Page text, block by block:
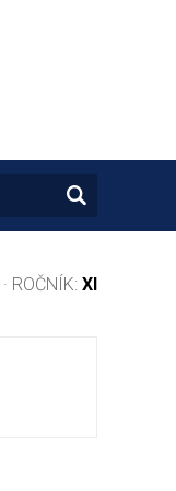
· ROČNÍK: XI